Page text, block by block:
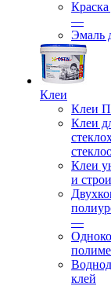
—
Эмаль
Клеи
Клеи
Клеи
Клеи
и
—
клей